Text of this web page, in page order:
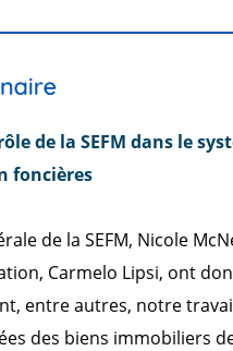
de la SEFM dans le
foncières
de la SEFM, Nicole
Carmelo Lipsi, ont
entre autres, notre
des biens immobiliers